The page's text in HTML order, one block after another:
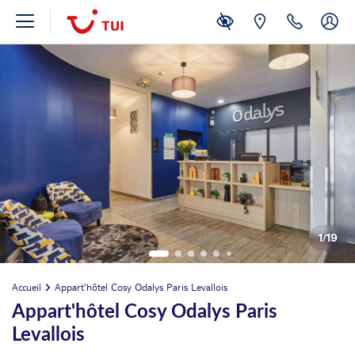
1/19
Accueil Appart'hôtel Cosy Odalys Paris Levallois
Appart'hôtel Cosy Odalys Paris
Levallois